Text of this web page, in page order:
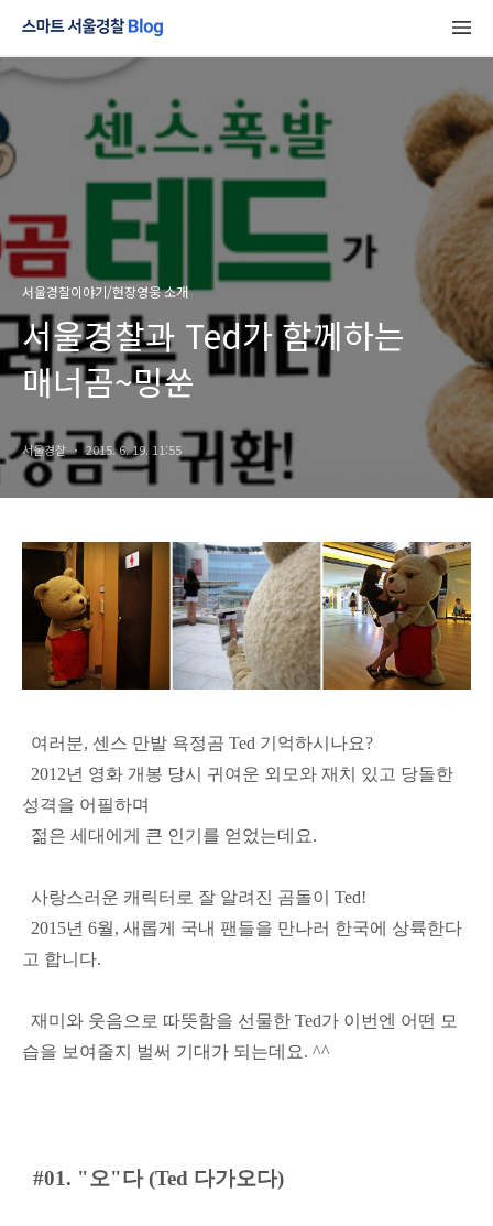
서울경찰이야기/현장영웅 소개
서울경찰과 Ted가 함께하는
매너곰~밍쑨
서울경찰 2015. 6. 19. 11:55
여러분, 센스 만발 욕정곰 Ted 기억하시나요?
2012년 영화 개봉 당시 귀여운 외모와 재치 있고 당돌한
성격을 어필하며
젊은 세대에게 큰 인기를 얻었는데요.
사랑스러운 캐릭터로 잘 알려진 곰돌이 Ted!
2015년 6월, 새롭게 국내 팬들을 만나러 한국에 상륙한다
고 합니다.
재미와 웃음으로 따뜻함을 선물한 Ted가 이번엔 어떤 모
습을 보여줄지 벌써 기대가 되는데요. ^^
#01. "오"다 (Ted 다가오다)